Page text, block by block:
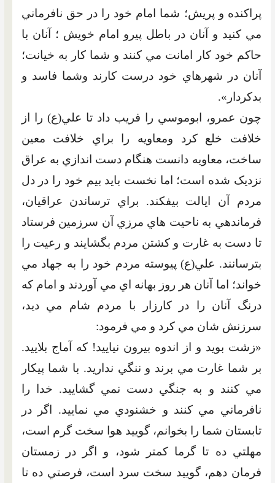
پراکنده و پريش؛ شما امام خود را در حق نافرماني
مي کنيد و آنان در باطل پيرو امام خويش ؛ آنان با
حاکم خود کار امانت مي کنند و شما کار به خيانت؛
آنان در شهرهاي خود درست کارند وشما فاسد و
بدکردار».
چون عمرو، ابوموسي را فريب داد تا علي(ع) را از
خلافت خلع کرد ومعاويه را براي خلافت معين
ساخت، معاويه دانست هنگام دست اندازي به عراق
نزديک شده است؛ اما نخست بايد بيم خود را در دل
مردم آن ايالت بيفکند. براي ترساندن عراقيان،
فرماندهي به ناحيت هاي مرزي آن سرزمين فرستاد
تا دست به غارت و کشتن مردم بگشايند و رعيت را
بترسانند. علي(ع) پيوسته مردم خود را به جهاد مي
خواند؛ اما آنان هر روز بهانه اي مي آوردند و امام که
درنگ آنان را در کارزار با مردم شام مي ديد،
سرزنش شان مي کرد و مي فرمود:
«زشت بويد و از اندوه بيرون نياييد! که آماج بلاييد.
بر شما غارت مي برند و ننگي نداريد. با شما پيکار
مي کنند و به جنگي دست نمي گشاييد. خدا را
نافرماني مي کنند و خشنودي مي نماييد. اگر در
تابستان شما را بخوانم، گوييد هوا سخت گرم است،
مهلتي ده تا گرما کمتر شود، و اگر در زمستان
فرمان دهم، گوييد سخت سرد است، فرصتي ده تا